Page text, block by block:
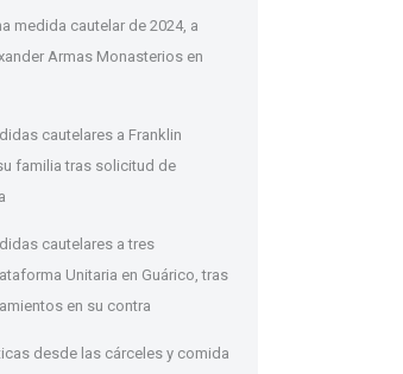
medida cautelar de 2024, a
Armas Monasterios en
cautelares a Franklin
familia tras solicitud de
cautelares a tres
Unitaria en Guárico, tras
en su contra
desde las cárceles y comida